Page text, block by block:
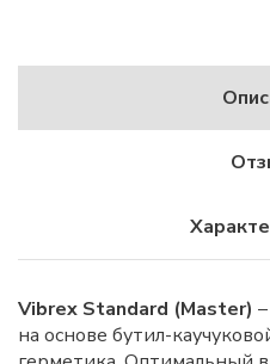
Vibrex Standard (Master)
на основе бутил-